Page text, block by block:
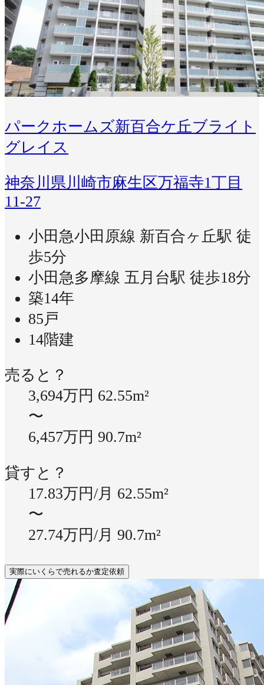
パークホームズ新百合ケ丘ブライト
グレイス
神奈川県川崎市麻生区万福寺1丁目
11-27
小田急小田原線 新百合ヶ丘駅 徒
歩5分
小田急多摩線 五月台駅 徒歩18分
築14年
85戸
14階建
売ると？
3,694万円 62.55m²
〜
6,457万円 90.7m²
貸すと？
17.83万円/月 62.55m²
〜
27.74万円/月 90.7m²
実際にいくらで売れるか査定依頼